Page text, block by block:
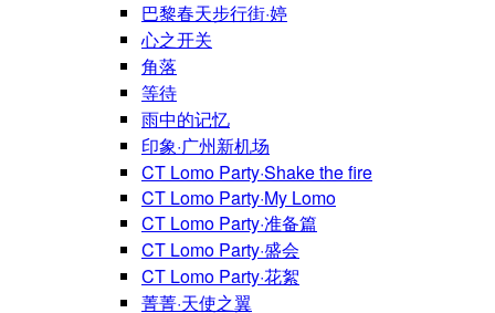
巴黎春天步行街·婷
心之开关
角落
等待
雨中的记忆
印象·广州新机场
CT Lomo Party·Shake the fire
CT Lomo Party·My Lomo
CT Lomo Party·准备篇
CT Lomo Party·盛会
CT Lomo Party·花絮
菁菁·天使之翼